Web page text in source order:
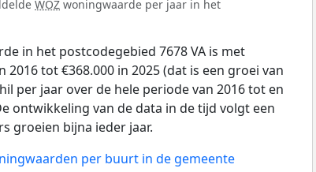
WOZ woningwaarde per jaar in het
in het postcodegebied 7678 VA is met
2016 tot €368.000 in 2025 (dat is een groei van
per jaar over de hele periode van 2016 tot en
ontwikkeling van de data in de tijd volgt een
groeien bijna ieder jaar.
per buurt in de gemeente